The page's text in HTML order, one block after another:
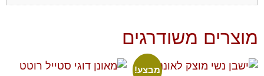
מוצרים משודרגים
מבצע!